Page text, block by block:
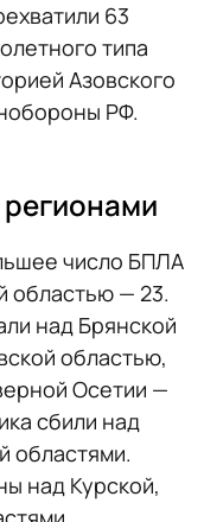
63
типа
Азовского
РФ.
число БПЛА
областью — 23.
над Брянской
областью,
Осетии —
сбили над
областями.
над Курской,